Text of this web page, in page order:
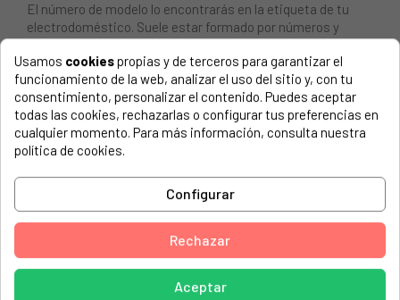
El número de modelo lo encontrarás en la etiqueta de tu
electrodoméstico. Suele estar formado por números y
letras.
Amortiguador AEG, Electrolux 100N
AEG, LAV508W
Usamos cookiespropias y de terceros para garantizar el
funcionamiento de la web, analizar el uso del sitio y, con tu
consentimiento, personalizar el contenido. Puedes aceptar
todas las cookies, rechazarlas o configurar tus preferencias en
cualquier momento. Para más información, consulta nuestra
política de cookies.
Configurar
Rechazar
Aceptar